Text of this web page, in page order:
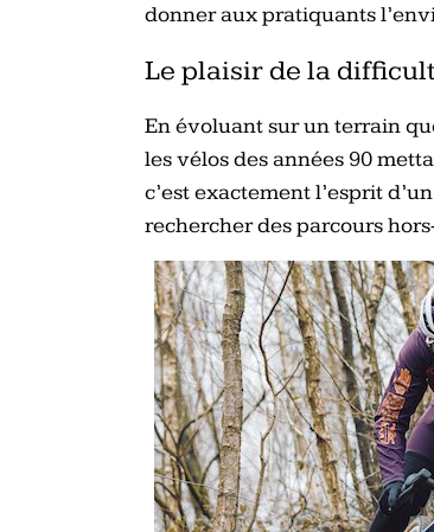
donner aux pratiquants
Le plaisir de la
En évoluant sur un terrain
les vélos des années 90
c’est exactement l’esprit
rechercher des parcours